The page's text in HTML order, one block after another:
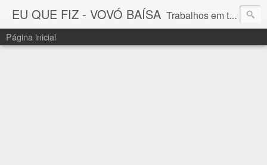
EU QUE FIZ - VOVÓ BAÍSA Trabalhos em tricô, crochê e bordado feitos à mão, sob Encomenda : vovobaisa@gmail.com
Página inicial